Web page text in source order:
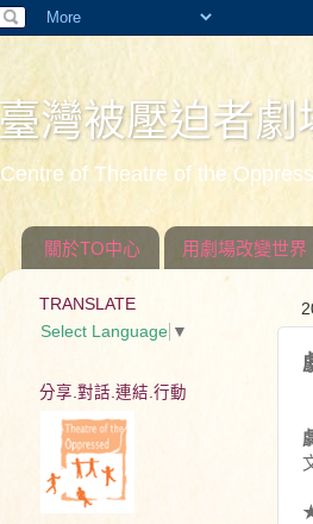
臺灣被壓迫者
Centre of Theatre of the
關於TO中心 用劇場改變世界
TRANSLATE
Select Language ▼
分享.對話.連結.行動